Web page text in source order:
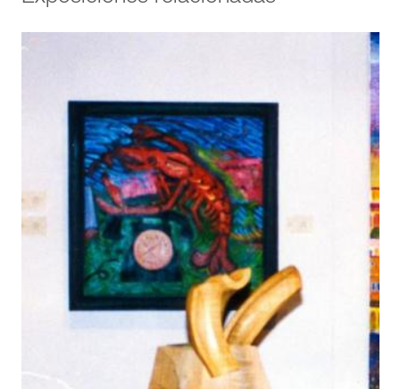
caricaturas en las que captó los gestos y ademanes más
1958, fue Ahí va el golpe, y el segundo, en 1960, fue El Coyote
emplumado. Años más tarde, Beltrán ingresó al Taller de Gráfica
Popular y comenzó a desempeñarse como ilustrador de libros, y
se dedicó además a la elaboración de cartillas de alfabetización
en lenguas indígenas, material didáctico, y monografías
antropológicas y educativas. En 1953 obtuvo el primer Premio de
carteles de alfabetización en 1953; en 1956 el Premio Nacional
de Grabado; en 1968, el primer Premio de grabado en la Primera
Bienal Interamericana de Pintura y Grabado; en 1976, el Premio
Nacional de Periodismo en la rama de ilustradores; y en 1985
el Premio Nacional en Bellas Artes. Recibió dos grandes
distinciones académicas al ser designado, en 1968, miembro de
la Academia de Artes, y al haber ingresado en el Seminario de
Cultura Mexicana, en 1980. En el Museo Amparo, Alberto Beltrán
fue curador de la exposición La plástica veracruzana, 1970-1992
(1992). Actualizado: 24 de marzo de 2023